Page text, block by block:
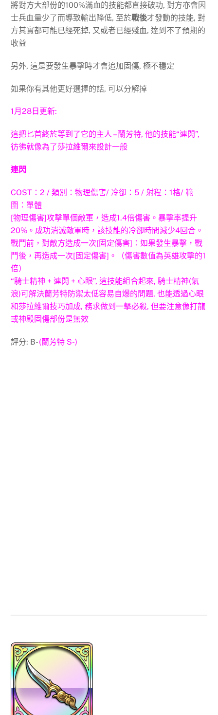
將對方大部份的100%滿血的技能都直接破功, 對方亦會因
士兵血量少了而導致輸出降低, 至於戰後才發動的技能, 對
方其實都可能已經死掉, 又或者已經殘血, 達到不了預期的
收益
另外, 這是要發生暴擊時才會追加固傷, 極不穩定
如果你有其他更好選擇的話, 可以分解掉
1月28日更新:
這把匕首終於等到了它的主人 – 蘭芳特, 他的技能“連閃”,
彷彿就像為了莎拉維爾來設計一般
連閃
COST：2 / 類別：物理傷害/ 冷卻：5 / 射程：1格/ 範
圍：單體
[物理傷害]攻擊單個敵軍，造成1.4倍傷害。暴擊率提升
20%。成功消滅敵軍時，該技能的冷卻時間減少4回合。
戰鬥前，對敵方造成一次[固定傷害]：如果發生暴擊，戰
鬥後，再造成一次[固定傷害]。（傷害數值為英雄攻擊的1
倍）
“騎士精神 + 連閃 + 心眼”, 這技能組合起來, 騎士精神(氣
浪)可解決蘭芳特防禦太低容易自爆的問題, 也能透過心眼
和莎拉維爾技巧加成, 務求做到一擊必殺, 但要注意像打龍
或神殿固傷部份是無效
評分: B-(蘭芳特 S-)